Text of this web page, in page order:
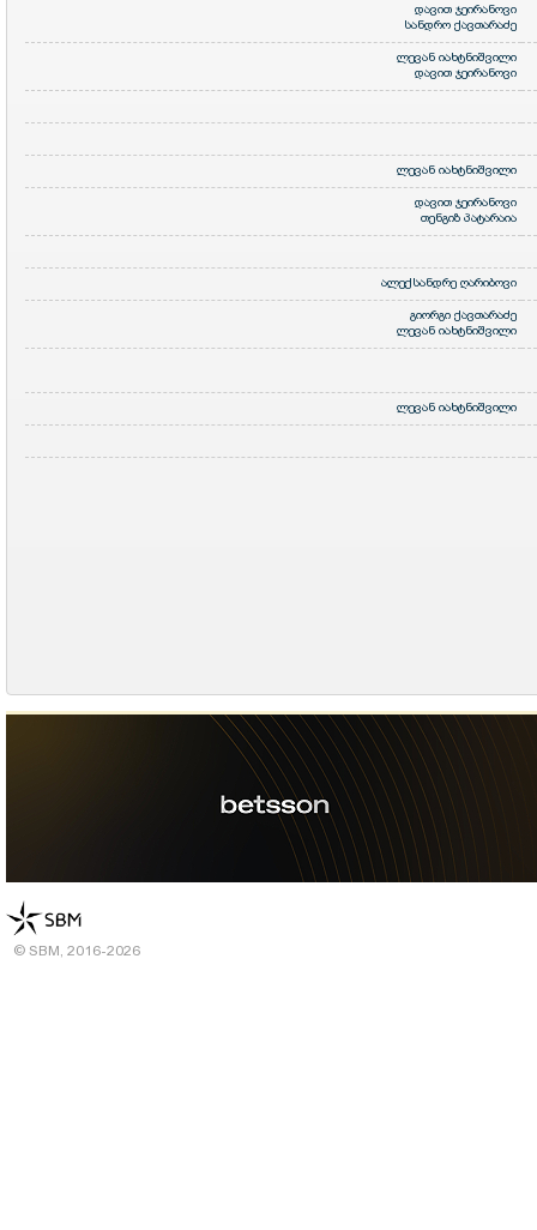
დავით ჯეირანოვი
სანდრო ქავთარაძე
ლევან იახტნიშვილი
დავით ჯეირანოვი
ლევან იახტნიშვილი
დავით ჯეირანოვი
თენგიზ პატარაია
ალექსანდრე ღარიბოვი
გიორგი ქავთარაძე
ლევან იახტნიშვილი
ლევან იახტნიშვილი
© SBM, 2016-2026